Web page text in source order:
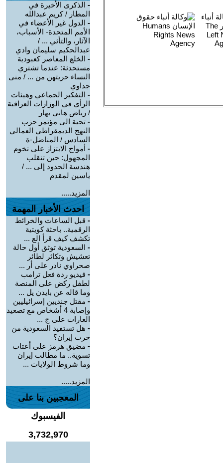
- الذكرى الأخيرة في
المطار / كريم عبدالله
- الدول غير الأعضاء في
الأمم المتحدة- الأسباب،
الآثار، والتأثي ... /
عبدالحكيم سليمان وادي
- الخلع المعاصر كعبودية
مستحدثة: عندما تشتري
النساء حريتهن من ... / منى
جداوي
- التفكير الجماعي وهيئات
الرأي في الوزارات العراقية
/ رياض هاني بهار
- تحية الى مؤتمر حزب
النهج الديمقراطي العمالي
السادس / المناضل-ة
- أمواج الابتزاز على تخوم
المجهول: حين تنقلب
هندسة الحدود إلى ... /
ياسين لمقدم
المزيد.....
احدث الأخبار المهمة
- قبل الساعات والخرائط
الرقمية.. باحثة كويتية
تكشف كيف قرأ الع ...
- السعودية توثق أول حالة
تعشيش وتكاثر لطائر
صحراوي نادر على أر ...
- فيديو ردة فعل ترامب
لطفل ركض على المنصة
وما قاله عن بايدن يل ...
- مقتل جنديين إسرائيليين
وإصابة 4 أشخاص مع تصعيد
الغارات على ج ...
- هل تستفيد السعودية من
حرب إيران؟
- مضيق هرمز على أعتاب
تسوية.. ما مطالب إيران
وما شروط الولايات ...
المزيد.....
المعجبين بنا على
الفيسبوك
3,732,970